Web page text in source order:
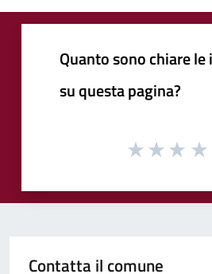
Quanto sono chiare
su questa pagina?
Contatta il comune